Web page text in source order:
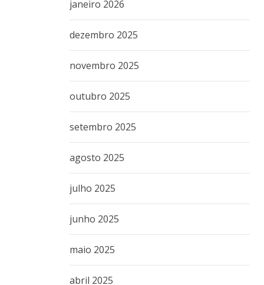
janeiro 2026
dezembro 2025
novembro 2025
outubro 2025
setembro 2025
agosto 2025
julho 2025
junho 2025
maio 2025
abril 2025